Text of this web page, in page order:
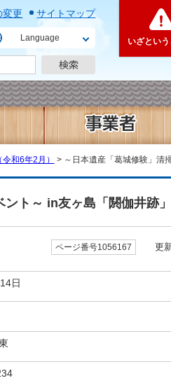
変更 サイトマップ
Language いざとい
和6年2月） > ～日本遺産「葛城修験」清
ト～ in友ヶ島「閼伽井跡」
ページ番号1056167 更新
日